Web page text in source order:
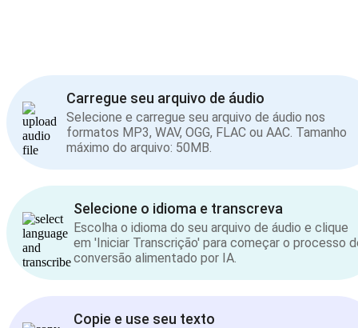
Carregue seu arquivo de áudio
Selecione e carregue seu arquivo de áudio nos
formatos MP3, WAV, OGG, FLAC ou AAC. Tamanho
máximo do arquivo: 50MB.
Selecione o idioma e transcreva
Escolha o idioma do seu arquivo de áudio e clique
em 'Iniciar Transcrição' para começar o processo
conversão alimentado por IA.
Copie e use seu texto